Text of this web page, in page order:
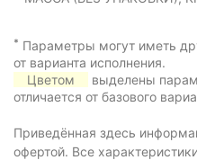
* Параметры могут иметь
от варианта исполнения.
Цветом
выделены
отличается от базового
Приведённая здесь
офертой. Все